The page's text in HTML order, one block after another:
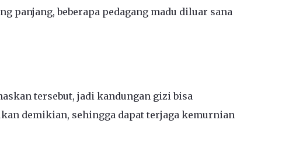
panjang, beberapa pedagang madu diluar sana
tersebut, jadi kandungan gizi bisa
demikian, sehingga dapat terjaga kemurnian